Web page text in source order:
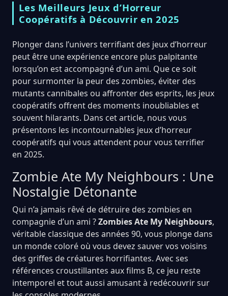
Les Meilleurs Jeux d’Horreur
Coopératifs à Découvrir en 2025
Plonger dans l’univers terrifiant des jeux d’horreur
peut être une expérience encore plus palpitante
lorsqu’on est accompagné d’un ami. Que ce soit
pour surmonter la peur des zombies, éviter des
mutants cannibales ou affronter des esprits, les jeux
coopératifs offrent des moments inoubliables et
souvent hilarants. Dans cet article, nous vous
présentons les incontournables jeux d’horreur
coopératifs qui vous attendent pour vous terrifier
en 2025.
Zombie Ate My Neighbours : Une
Nostalgie Détonante
Qui n’a jamais rêvé de détruire des zombies en
compagnie d’un ami ?Zombies Ate My Neighbours,
véritable classique des années 90, vous plonge dans
un monde coloré où vous devez sauver vos voisins
des griffes de créatures horrifiantes. Avec ses
références croustillantes aux films B, ce jeu reste
intemporel et tout aussi amusant à redécouvrir sur